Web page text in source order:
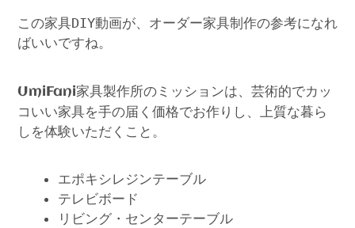
この家具DIY動画が、オーダー家具制作の参考になれ
ばいいですね。
UmiFani家具製作所のミッションは、芸術的でカッ
コいい家具を手の届く価格でお作りし、上質な暮ら
しを体験いただくこと。
エポキシレジンテーブル
テレビボード
リビング・センターテーブル